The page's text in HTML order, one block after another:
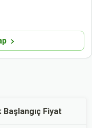
Başlangıç Fiyat